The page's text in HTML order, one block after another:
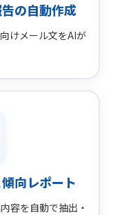
の自動作成
けメール文をAIが
向レポート
容を自動で抽出・